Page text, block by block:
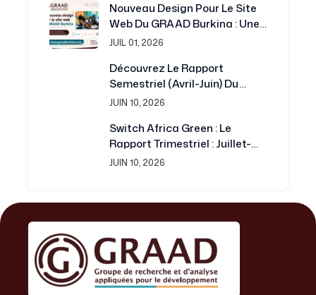
Nouveau Design Pour Le Site
Web Du GRAAD Burkina : Une
Plateforme Renouvelée Au
Développement
JUIL 01, 2026
Découvrez Le Rapport
Semestriel (avril-Juin) Du
Projet Switch Africa Green
JUIN 10, 2026
Switch Africa Green : Le
Rapport Trimestriel : Juillet-
Septembre 2016 Est
JUIN 10, 2026